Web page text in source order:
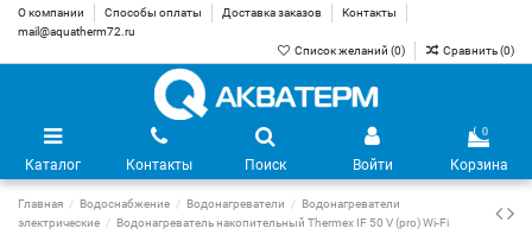
О компании Способы оплаты Доставка заказов
Контакты
mail@aquatherm72.ru
Список желаний (0) Сравнить (0)
Каталог Контакты Поиск Войти
0
Корзина
Главная Водоснабжение Водонагреватели
Водонагреватели
электрические
Водонагреватель накопительный Thermex IF 50 V (pro) Wi-Fi